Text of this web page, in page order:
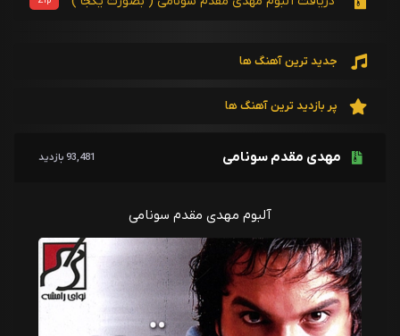
مهدی مقدم سونامی 93,481 بازدید
آلبوم مهدی مقدم سونامی
جدید ترین آهنگ ها
پر بازدید ترین آهنگ ها